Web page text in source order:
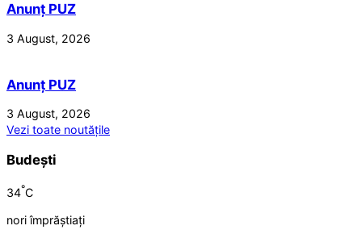
Anunț PUZ
3 August, 2026
Anunț PUZ
3 August, 2026
Vezi toate noutățile
Budești
34°C
nori împrăștiați